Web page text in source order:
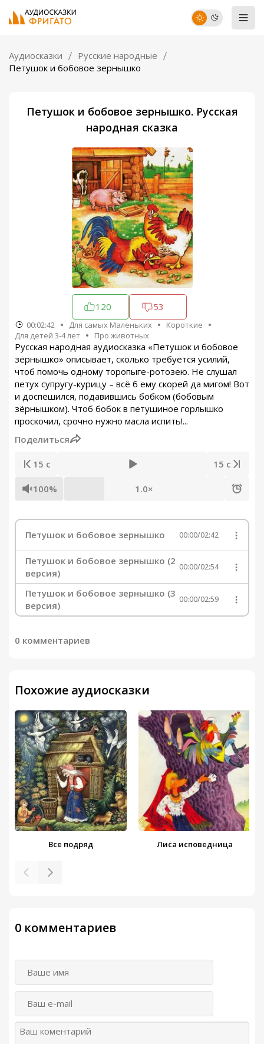
Аудиосказки
Русские народные
Петушок и бобовое зернышко
Петушок и бобовое зернышко. Русская
народная сказка
120 53
00:02:42 Для самых Маленьких
Короткие
Для детей 3-4 лет
Про животных
Русская народная аудиосказка «Петушок и бобовое
зёрнышко» описывает, сколько требуется усилий,
чтоб помочь одному торопыге-ротозею. Не слушал
петух супругу-курицу – всё б ему скорей да мигом! Вот
и доспешился, подавившись бобком (бобовым
зёрнышком). Чтоб бобок в петушиное горлышко
проскочил, срочно нужно масла испить!...
Поделиться
15 с 15 с
100% 1.0×
Петушок и бобовое зернышко 00:00/02:42
Петушок и бобовое зернышко (2
версия)
00:00/02:54
Петушок и бобовое зернышко (3
версия)
00:00/02:59
0 комментариев
Похожие аудиосказки
Все подряд Лиса исповедница
0 комментариев